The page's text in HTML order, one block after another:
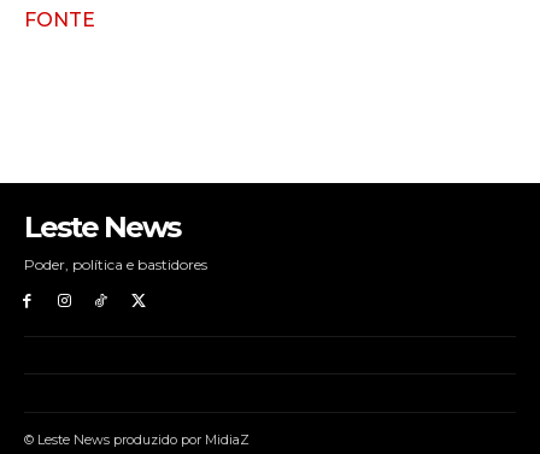
FONTE
Leste News
Poder, política e bastidores
© Leste News produzido por MidiaZ